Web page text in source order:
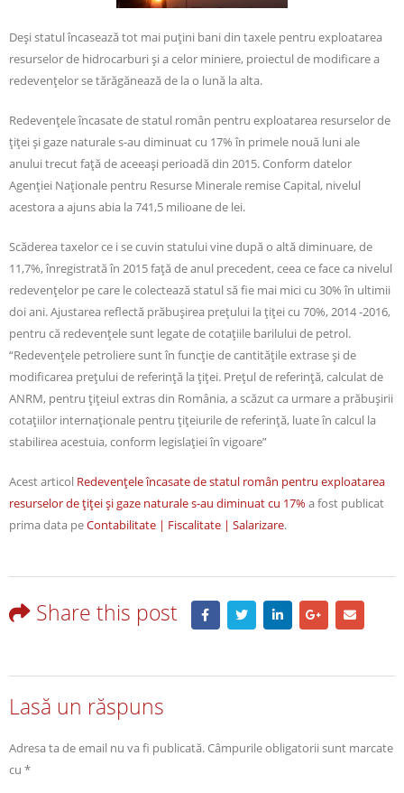
Deşi statul încasează tot mai puţini bani din taxele pentru exploatarea
resurselor de hidrocarburi şi a celor miniere, proiectul de modificare a
redevenţelor se tărăgănează de la o lună la alta.
Redevenţele încasate de statul român pentru exploatarea resurselor de
ţiţei şi gaze naturale s-au diminuat cu 17% în primele nouă luni ale
anului trecut faţă de aceeaşi perioadă din 2015. Conform datelor
Agenţiei Naţionale pentru Resurse Minerale remise Capital, nivelul
acestora a ajuns abia la 741,5 milioane de lei.
Scăderea taxelor ce i se cuvin statului vine după o altă diminuare, de
11,7%, înregistrată în 2015 faţă de anul precedent, ceea ce face ca nivelul
redevenţelor pe care le colectează statul să fie mai mici cu 30% în ultimii
doi ani. Ajustarea reflectă prăbuşirea preţului la ţiţei cu 70%, 2014 -2016,
pentru că redevenţele sunt legate de cotaţiile barilului de petrol.
“Redevenţele petroliere sunt în funcţie de cantităţile extrase şi de
modificarea preţului de referinţă la ţiţei. Preţul de referinţă, calculat de
ANRM, pentru ţiţeiul extras din România, a scăzut ca urmare a prăbuşirii
cotaţiilor internaţionale pentru ţiţeiurile de referinţă, luate în calcul la
stabilirea acestuia, conform legislaţiei în vigoare”
Acest articol Redevenţele încasate de statul român pentru exploatarea
resurselor de ţiţei şi gaze naturale s-au diminuat cu 17% a fost publicat
prima data peContabilitate | Fiscalitate | Salarizare.
Share this post
Lasă un răspuns
Adresa ta de email nu va fi publicată.Câmpurile obligatorii sunt marcate
cu *